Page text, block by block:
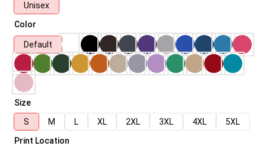
Unisex
Color
Default
Size
S
M L XL 2XL 3XL 4XL
5XL
Print Location